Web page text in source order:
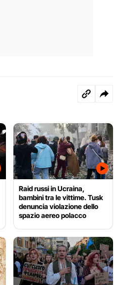
Raid russi in Ucraina,
bambini tra le vittime. Tusk
denuncia violazione dello
spazio aereo polacco